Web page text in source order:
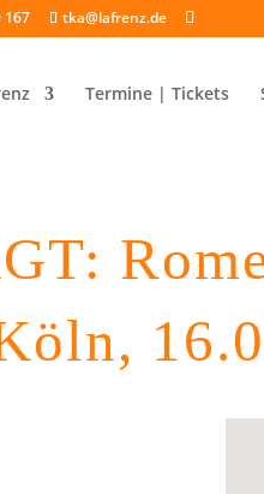
167 tka@lafrenz.de
Termine | Tickets